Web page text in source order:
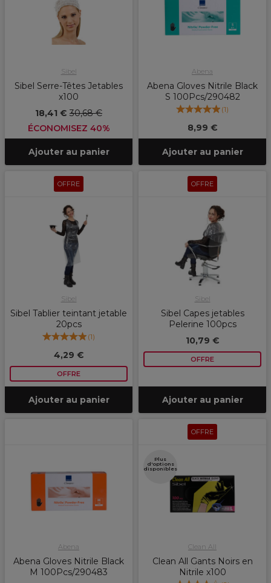
Sibel
Sibel Serre-Têtes Jetables
x100
18,41 € 30,68 €
ÉCONOMISEZ 40%
Ajouter au panier
Abena
Abena Gloves Nitrile Black
S 100Pcs/290482
(1)
8,99 €
Ajouter au panier
OFFRE
Sibel
Sibel Tablier teintant jetable
20pcs
(1)
4,29 €
OFFRE
Ajouter au panier
OFFRE
Sibel
Sibel Capes jetables
Pelerine 100pcs
10,79 €
OFFRE
Ajouter au panier
Abena
Abena Gloves Nitrile Black
M 100Pcs/290483
OFFRE
Plus
d'options
disponibles
Clean All
Clean All Gants Noirs en
Nitrile x100